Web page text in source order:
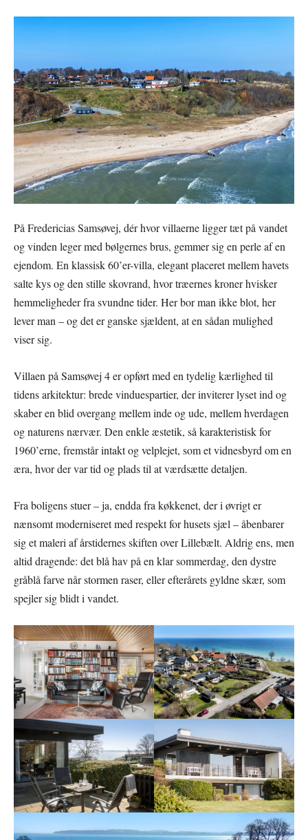
På Fredericias Samsøvej, dér hvor villaerne ligger tæt på vandet
og vinden leger med bølgernes brus, gemmer sig en perle af en
ejendom. En klassisk 60’er-villa, elegant placeret mellem havets
salte kys og den stille skovrand, hvor træernes kroner hvisker
hemmeligheder fra svundne tider. Her bor man ikke blot, her
lever man – og det er ganske sjældent, at en sådan mulighed
viser sig.
Villaen på Samsøvej 4 er opført med en tydelig kærlighed til
tidens arkitektur: brede vinduespartier, der inviterer lyset ind og
skaber en blid overgang mellem inde og ude, mellem hverdagen
og naturens nærvær. Den enkle æstetik, så karakteristisk for
1960’erne, fremstår intakt og velplejet, som et vidnesbyrd om en
æra, hvor der var tid og plads til at værdsætte detaljen.
Fra boligens stuer – ja, endda fra køkkenet, der i øvrigt er
nænsomt moderniseret med respekt for husets sjæl – åbenbarer
sig et maleri af årstidernes skiften over Lillebælt. Aldrig ens, men
altid dragende: det blå hav på en klar sommerdag, den dystre
gråblå farve når stormen raser, eller efterårets gyldne skær, som
spejler sig blidt i vandet.